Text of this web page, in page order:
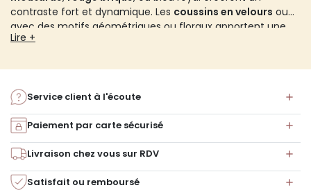
contraste fort et dynamique. Les coussins en velours ou
avec des motifs géométriques ou floraux apportent une
texture supplémentaire et du relief. Les tons pastels
fraîcheur et d’originalité.
Lire +
Service client à l'écoute
Paiement par carte sécurisé
Livraison chez vous sur RDV
Satisfait ou remboursé